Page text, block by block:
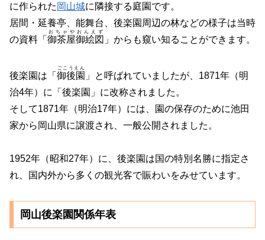
に作られた 岡山城に隣接する庭園です。
居間・延養亭、能舞台、後楽園周辺の林などの様子は当時
の資料「 御茶屋御絵図
おちゃやおんえず
」からも窺い知ることができます。
後楽園は「 御後園
ごこうえん
」と呼ばれていましたが、1871年（明
治4年）に「後楽園」に改称されました。
そして1871年（明治17年）には、園の保存のために池田
家から岡山県に譲渡され、一般公開されました。
1952年（昭和27年）に、後楽園は国の特別名勝に指定さ
れ、国内外から多くの観光客で賑わいをみせています。
岡山後楽園関係年表